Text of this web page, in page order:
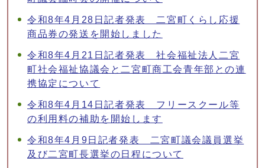
令和8年4月28日記者発表 二宮町くらし応援
商品券の発送を開始しました
令和8年4月21日記者発表 社会福祉法人二宮
町社会福祉協議会と二宮町商工会青年部との連
携協定について
令和8年4月14日記者発表 フリースクール等
の利用料の補助を開始します
令和8年4月9日記者発表 二宮町議会議員選挙
及び二宮町長選挙の日程について